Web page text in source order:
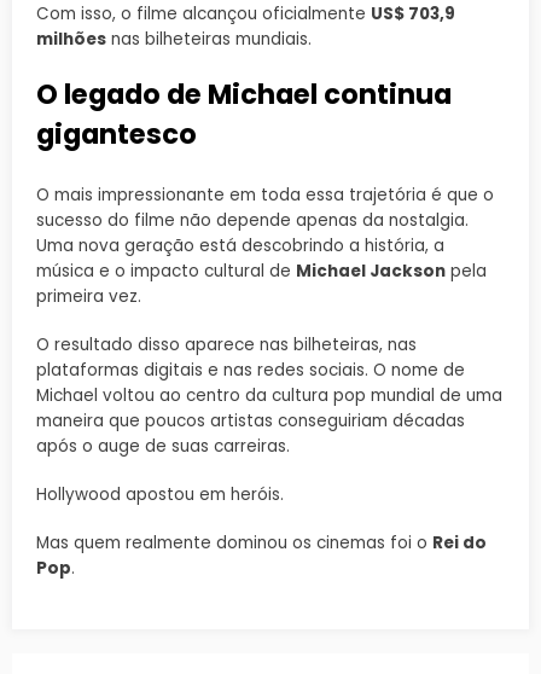
Com isso, o filme alcançou oficialmente US$ 703,9
milhões nas bilheteiras mundiais.
O legado de Michael continua
gigantesco
O mais impressionante em toda essa trajetória é que o
sucesso do filme não depende apenas da nostalgia.
Uma nova geração está descobrindo a história, a
música e o impacto cultural de Michael Jackson pela
primeira vez.
O resultado disso aparece nas bilheteiras, nas
plataformas digitais e nas redes sociais. O nome de
Michael voltou ao centro da cultura pop mundial de uma
maneira que poucos artistas conseguiriam décadas
após o auge de suas carreiras.
Hollywood apostou em heróis.
Mas quem realmente dominou os cinemas foi o Rei do
Pop.